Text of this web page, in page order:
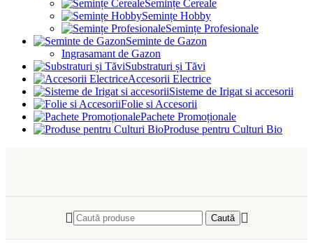
Semințe Cereale
Semințe Hobby
Semințe Profesionale
Seminte de Gazon
Ingrasamant de Gazon
Substraturi și Tăvi
Accesorii Electrice
Sisteme de Irigat si accesorii
Folie si Accesorii
Pachete Promoționale
Produse pentru Culturi Bio
Caută